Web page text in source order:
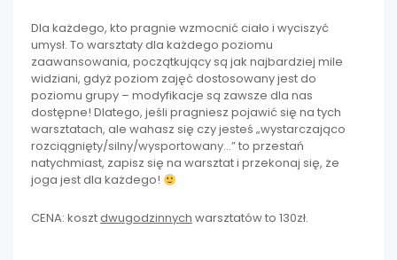
Dla każdego, kto pragnie wzmocnić ciało i wyciszyć
umysł. To warsztaty dla każdego poziomu
zaawansowania, początkujący są jak najbardziej mile
widziani, gdyż poziom zajęć dostosowany jest do
poziomu grupy – modyfikacje są zawsze dla nas
dostępne! Dlatego, jeśli pragniesz pojawić się na tych
warsztatach, ale wahasz się czy jesteś „wystarczająco
rozciągnięty/silny/wysportowany…” to przestań
natychmiast, zapisz się na warsztat i przekonaj się, że
joga jest dla każdego!
CENA: kosztdwugodzinnych warsztatów to 130zł.